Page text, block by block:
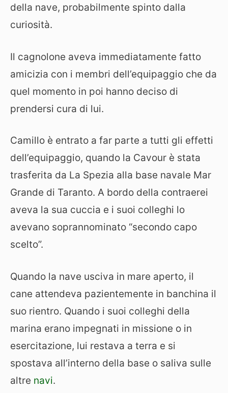
della nave, probabilmente spinto dalla
curiosità.
Il cagnolone aveva immediatamente fatto
amicizia con i membri dell’equipaggio che da
quel momento in poi hanno deciso di
prendersi cura di lui.
Camillo è entrato a far parte a tutti gli effetti
dell’equipaggio, quando la Cavour è stata
trasferita da La Spezia alla base navale Mar
Grande di Taranto. A bordo della contraerei
aveva la sua cuccia e i suoi colleghi lo
avevano soprannominato “secondo capo
scelto”.
Quando la nave usciva in mare aperto, il
cane attendeva pazientemente in banchina il
suo rientro. Quando i suoi colleghi della
marina erano impegnati in missione o in
esercitazione, lui restava a terra e si
spostava all’interno della base o saliva sulle
altre navi.